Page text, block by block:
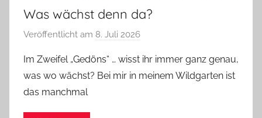
Was wächst denn da?
Veröffentlicht am 8. Juli 2026
n
G
Im Zweifel „Gedöns“ … wisst ihr immer ganz genau,
was wo wächst? Bei mir in meinem Wildgarten ist
das manchmal